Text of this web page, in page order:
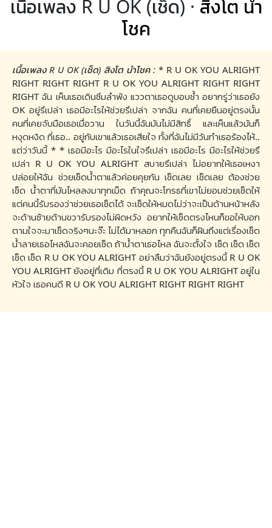
เนื้อเพลง R U OK (เช็ด) · สิงโต นำ
โชค
เนื้อเพลง R U OK (เช็ด) สิงโต นำโชค : * R U OK YOU ALRIGHT
RIGHT RIGHT RIGHT R U OK YOU ALRIGHT RIGHT RIGHT
RIGHT ฉัน เห็นเธอเดินซึมลำพัง แววตาเธอดูบอบช้ำ อยากรู่ว่าเธอยัง
OK อยู่รึเปล่า เธอมีอะไรให้ช่วยรึเปล่า จากฉัน คนที่เคยยืนอยู่ตรงนั้น
คนที่เคยจับมือเธอเมื่อวาน ในวันนี้ฉันมันไม่มีสิทธิ์ และเห็นแล้วมันก็
หงุดหงิด ที่เธอ.. อยู่กับเขาแล้วเธอเสียใจ ทั้งที่ฉันไม่มีวันทำเธอร้องไห้..
แต่ว่าวันนี้ * * เธอมีอะไร มีอะไรในใจรึเปล่า เธอมีอะไร มีอะไรให้ช่วยรึ
เปล่า R U OK YOU ALRIGHT สบายรึเปล่า ไม่อยากให้เธอเหงา
ปล่อยให้ฉัน ช่วยเช็ดน้ำตาแล้วค่อยคุยกัน เช็ดเลย เช็ดเลย ต้องช่วย
เช็ด น้ำตาที่มันไหลลงมาทุกเม็ด ถ้าคุณจะโกรธที่เขาไม่ยอมช่วยเช็ดให้
แต่คนนี้รับรองว่าช่วยเธอเช็ดได้ จะเช็ดให้หมดไม่ว่าจะเป็นด้านหน้าหลัง
จะด้านซ้ายด้านขวารับรองไม่ผิดหวัง อยากให้เช็ดตรงไหนก็ขอให้บอก
ตามใจจะมาเช็ดจริงๆนะจ๊ะ ไม่ได้มาหลอก ทุกคืนฉันก็ฝันถึงแต่เรื่องเช็ด
น้ำลายเธอไหลฉันจะคอยเช็ด ถ้าน้ำตาเธอไหล ฉันจะตั้งใจ เช็ด เช็ด เช็ด
เช็ด เช็ด R U OK YOU ALRIGHT อย่าลืมว่าฉันยังอยู่ตรงนี้ R U OK
YOU ALRIGHT ยังอยู่ที่เดิม ที่ตรงนี้ R U OK YOU ALRIGHT อยู่ใน
หัวใจ เธอคนดี R U OK YOU ALRIGHT RIGHT RIGHT RIGHT